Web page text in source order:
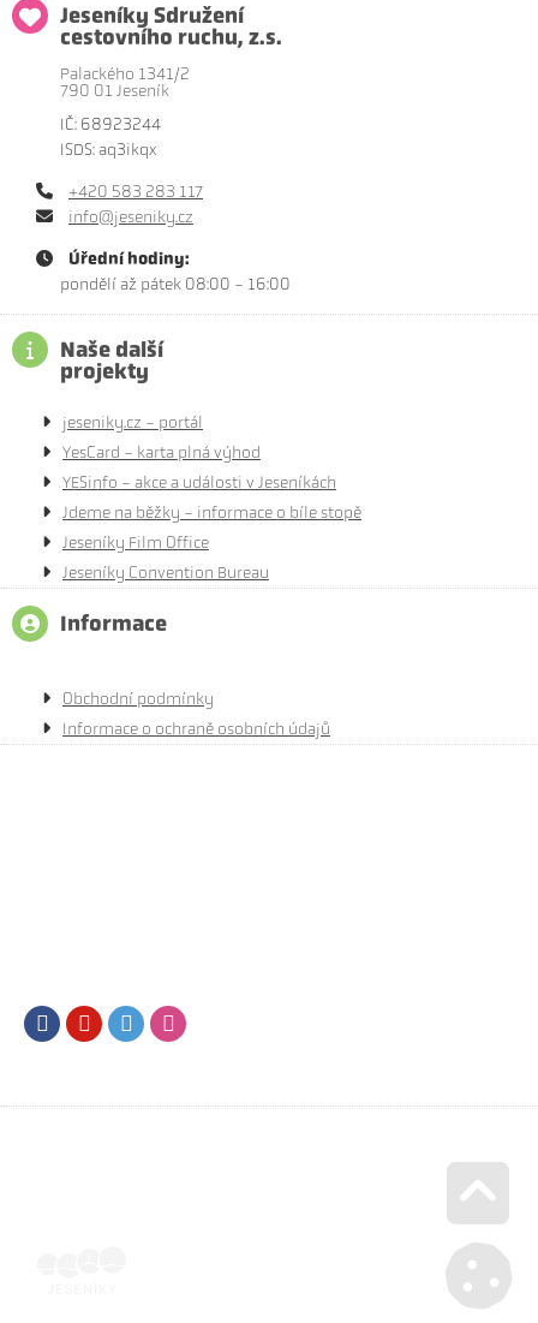
Jeseníky Sdružení
cestovního ruchu, z.s.
Palackého 1341/2
790 01 Jeseník
IČ: 68923244
ISDS: aq3ikqx
+420 583 283 117
info@jeseniky.cz
Úřední hodiny:
pondělí až pátek 08:00 - 16:00
Naše další
projekty
jeseniky.cz - portál
YesCard - karta plná výhod
YESinfo - akce a události v Jeseníkách
Jdeme na běžky - informace o bíle stopě
Jeseníky Film Office
Jeseníky Convention Bureau
Informace
Obchodní podmínky
Informace o ochraně osobních údajů
FacebookYoutubeTwitter
Go